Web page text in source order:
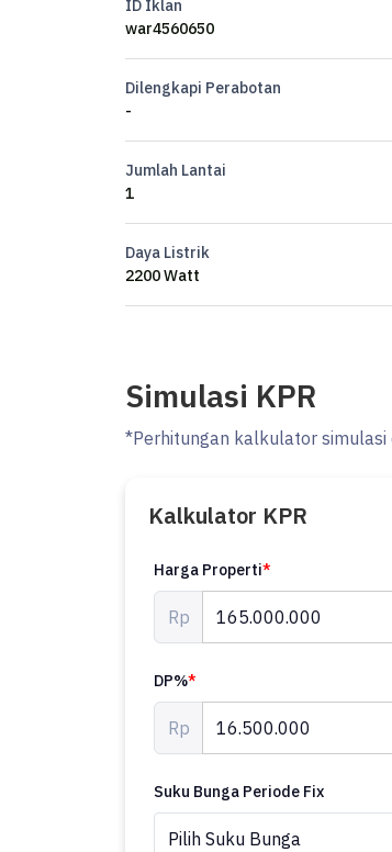
ID Iklan
war4560650
Dilengkapi Perabotan
-
Jumlah Lantai
1
Daya Listrik
2200 Watt
Simulasi KPR
*Perhitungan kalkulator simulasi
Kalkulator KPR
Harga Properti*
Rp
DP%*
Rp
Suku Bunga Periode Fix